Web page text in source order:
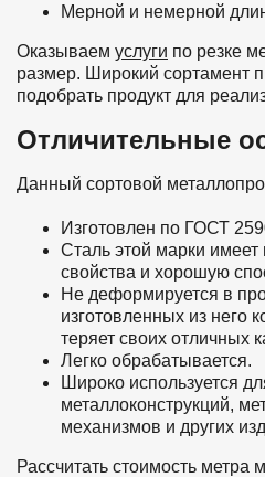
Мерной и немерной
Оказываем услуги по резке
размер. Широкий сортамент
подобрать продукт для
Отличительные
Данный сортовой
Изготовлен по ГОСТ
Сталь этой марки
свойства и хорошую
Не деформируется в
изготовленных из него
теряет своих отличных
Легко обрабатывается.
Широко используется
металлоконструкций,
механизмов и других
Рассчитать стоимость метра